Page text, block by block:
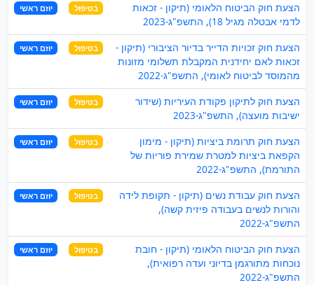
הצעת חוק הביטוח הלאומי (תיקון - זכאות
לדמי אבטלה מגיל 18), התשפ"ג-2023
בטיפול יוזם ראשי
הצעת חוק זכויות הדייר בדיור הציבורי (תיקון -
זכאות לאם יחידנית המקבלת תשלומי מזונות
מהמוסד לביטוח לאומי), ‏התשפ"ג-2022
בטיפול יוזם ראשי
הצעת חוק לתיקון פקודת העיריות (שידור
ישיבות מועצה), התשפ"ג-2023
בטיפול יוזם ראשי
הצעת חוק תרומת ביציות (תיקון - מימון
הקפאת ביציות למטרת שמירת פוריות של
התורמת), התשפ"ג-2022
בטיפול יוזם ראשי
הצעת חוק עבודת נשים (תיקון - תקופת לידה
והורות לנשים בעבודה פיזית קשה),
התשפ"ג-2022
בטיפול יוזם ראשי
הצעת חוק הביטוח הלאומי (תיקון - חובת
נוכחות מתורגמן בדיוני ועדה רפואית),
התשפ"ג-2022
בטיפול יוזם ראשי